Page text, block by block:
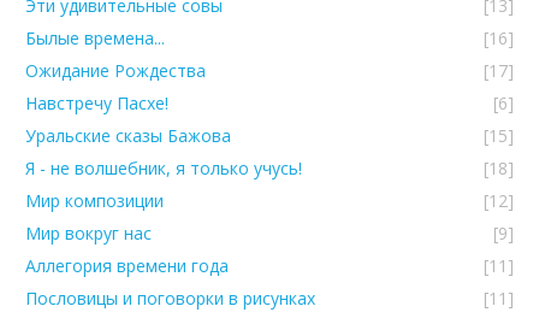
Эти удивительные совы
[13]
Былые времена...
[16]
Ожидание Рождества
[17]
Навстречу Пасхе!
[6]
Уральские сказы Бажова
[15]
Я - не волшебник, я только учусь!
[18]
Мир композиции
[12]
Мир вокруг нас
[9]
Аллегория времени года
[11]
Пословицы и поговорки в рисунках
[11]